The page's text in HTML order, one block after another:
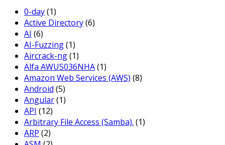
0-day(1)
Active Directory(6)
AI (6)
AI-Fuzzing(1)
Aircrack-ng(1)
Alfa AWUS036NHA(1)
Amazon Web Services (AWS) (8)
Android (5)
Angular(1)
API (12)
Arbitrary File Access (Samba). (1)
ARP (2)